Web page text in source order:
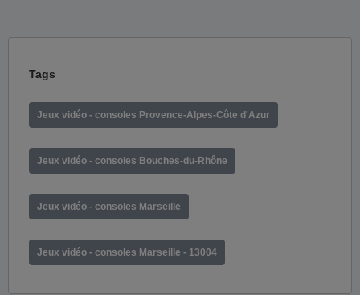
Tags
Jeux vidéo - consoles Provence-Alpes-Côte d'Azur
Jeux vidéo - consoles Bouches-du-Rhône
Jeux vidéo - consoles Marseille
Jeux vidéo - consoles Marseille - 13004